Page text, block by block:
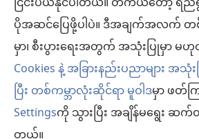
ပိုအဆင်ပြေဖို့ပါပဲ။ ဒီအချက်အလက် တစ်
မှာ၊ စီးပွားရေးအတွက် အသုံးပြုမှာ မ
Cookies နဲ့ အခြားနည်းပညာများ အ
ပြီး တစ်ကမ္ဘာလုံးဆိုင်ရာ မူဝါဒမှာ ဖတ်က
Settingsကို သွားပြီး အချိန်မရွေး ဆက်တ
ဖွ
င့်
နေ
ပါ
တယ်)
(window
အသစ်
ဖွ
င့်
နေ
ပါ
တယ်)
JW Hub®
(window
အသစ်
ဖွ
င့်
နေ
Copyright© 2026 Watch Tower Bible and
လိုက်နာရန် စည်းကမ်းများ